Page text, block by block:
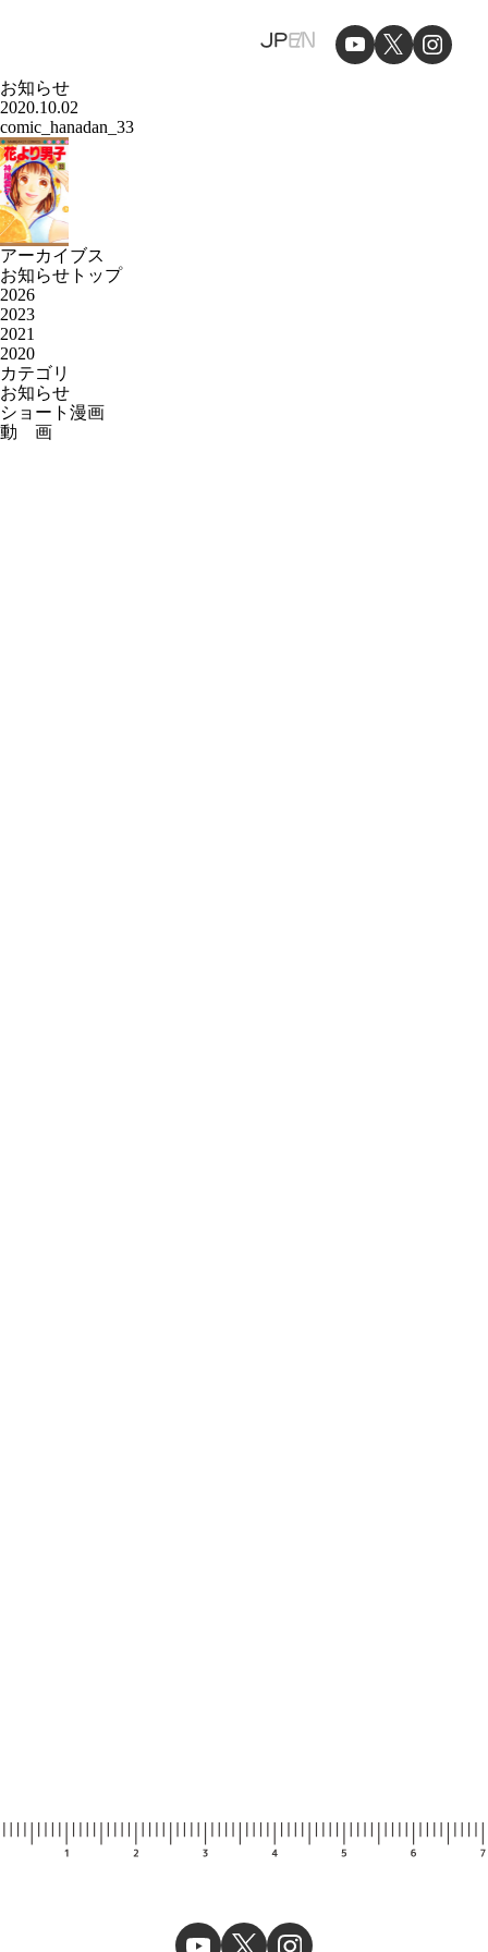
JPEN
お知らせ
2020.10.02
comic_hanadan_33
アーカイブス
お知らせトップ
2026
2023
2021
2020
カテゴリ
お知らせ
ショート漫画
動 画